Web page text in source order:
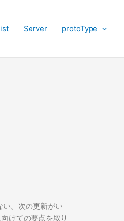
Server protoType
い。次の更新がい
けての要点を取り